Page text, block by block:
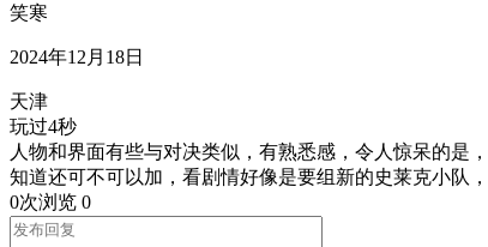
笑寒
2024年12月18日
天津
玩过4秒
人物和界面有些与对决类似，有熟悉感，令人惊呆的是
0次浏览 0